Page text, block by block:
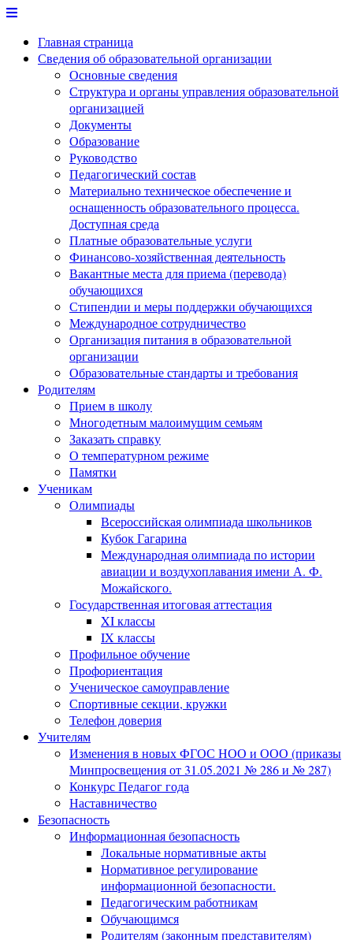
Перейти
содержимому
Главная страница
Сведения об образовательной организации
Основные сведения
Структура и органы управления образовательной
организацией
Документы
Образование
Руководство
Педагогический состав
Материально техническое обеспечение и
оснащенность образовательного процесса.
Доступная среда
Платные образовательные услуги
Финансово-хозяйственная деятельность
Вакантные места для приема (перевода)
обучающихся
Стипендии и меры поддержки обучающихся
Международное сотрудничество
Организация питания в образовательной
организации
Образовательные стандарты и требования
Родителям
Прием в школу
Многодетным малоимущим семьям
Заказать справку
О температурном режиме
Памятки
Ученикам
Олимпиады
Всероссийская олимпиада школьников
Кубок Гагарина
Международная олимпиада по истории
авиации и воздухоплавания имени А. Ф.
Можайского.
Государственная итоговая аттестация
XI классы
IX классы
Профильное обучение
Профориентация
Ученическое самоуправление
Спортивные секции, кружки
Телефон доверия
Учителям
Изменения в новых ФГОС НОО и ООО (приказы
Минпросвещения от 31.05.2021 № 286 и № 287)
Конкурс Педагог года
Наставничество
Безопасность
Информационная безопасность
Локальные нормативные акты
Нормативное регулирование
информационной безопасности.
Педагогическим работникам
Обучающимся
Родителям (законным представителям)